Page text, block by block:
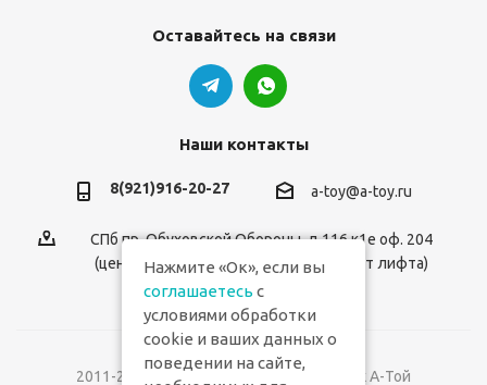
Оставайтесь на связи
Наши контакты
8(921)916-20-27 a-toy@a-toy.ru
СПб пр. Обуховской Обороны, д.116 к1е оф. 204
(центральный вход 2-й этаж справа от лифта)
2011-2026 © Интернет-магазин игрушек А-Той
Нажмите «Ок», если вы
соглашаетесь с
условиями обработки
cookie и ваших данных о
поведении на сайте,